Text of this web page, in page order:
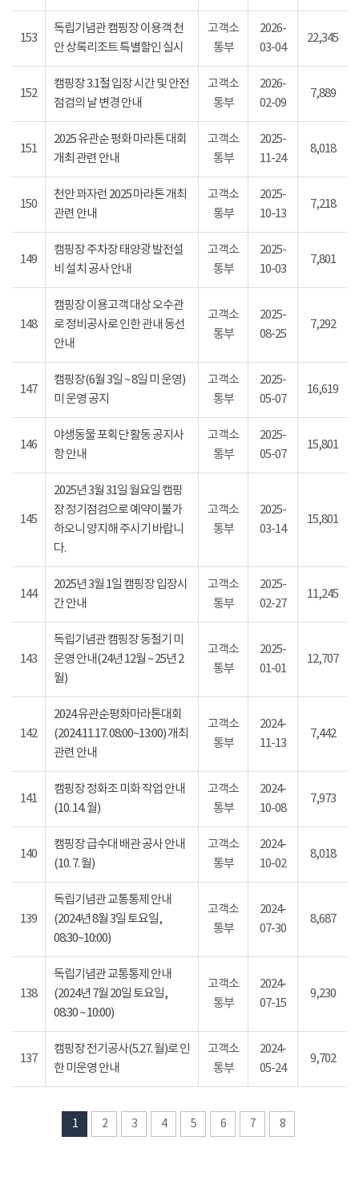
153
독립기념관 캠핑장 이용객 천
안 상록리조트 특별할인 실시
고객소
통부
2026-
03-04
22,345
152
캠핑장 3.1절 입장 시간 및 안전
점검의 날 변경 안내
고객소
통부
2026-
02-09
7,889
151
2025 유관순 평화 마라톤 대회
개최 관련 안내
고객소
통부
2025-
11-24
8,018
150
천안 꽈자런 2025 마라톤 개최
관련 안내
고객소
통부
2025-
10-13
7,218
149
캠핑장 주차장 태양광 발전설
비 설치 공사 안내
고객소
통부
2025-
10-03
7,801
148
캠핑장 이용고객 대상 오수관
로 정비공사로 인한 관내 동선
안내
고객소
통부
2025-
08-25
7,292
147
캠핑장(6월 3일 ~ 8일 미 운영)
미 운영 공지
고객소
통부
2025-
05-07
16,619
146
야생동물 포획단 활동 공지사
항 안내
고객소
통부
2025-
05-07
15,801
145
2025년 3월 31일 월요일 캠핑
장 정기점검으로 예약이불가
하오니 양지해 주시기 바랍니
다.
고객소
통부
2025-
03-14
15,801
144
2025년 3월 1일 캠핑장 입장시
간 안내
고객소
통부
2025-
02-27
11,245
143
독립기념관 캠핑장 동절기 미
운영 안내(24년 12월 ~ 25년 2
월)
고객소
통부
2025-
01-01
12,707
142
2024 유관순평화마라톤대회
(2024.11.17. 08:00~13:00) 개최
관련 안내
고객소
통부
2024-
11-13
7,442
141
캠핑장 정화조 미화 작업 안내
(10. 14. 월)
고객소
통부
2024-
10-08
7,973
140
캠핑장 급수대 배관 공사 안내
(10. 7. 월)
고객소
통부
2024-
10-02
8,018
139
독립기념관 교통통제 안내
(2024년 8월 3일 토요일,
08:30~10:00)
고객소
통부
2024-
07-30
8,687
138
독립기념관 교통통제 안내
(2024년 7월 20일 토요일,
08:30 ~ 10:00)
고객소
통부
2024-
07-15
9,230
137
캠핑장 전기공사(5.27. 월)로 인
한 미운영 안내
고객소
통부
2024-
05-24
9,702
1 2 3 4 5 6 7 8